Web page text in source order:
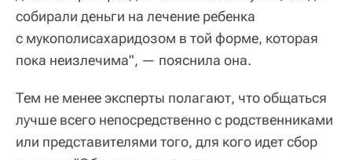
собирали деньги на лечение ребенка
с мукополисахаридозом в той форме, которая
пока неизлечима", — пояснила она.
Тем не менее эксперты полагают, что общаться
лучше всего непосредственно с родственниками
или представителями того, для кого идет сбор